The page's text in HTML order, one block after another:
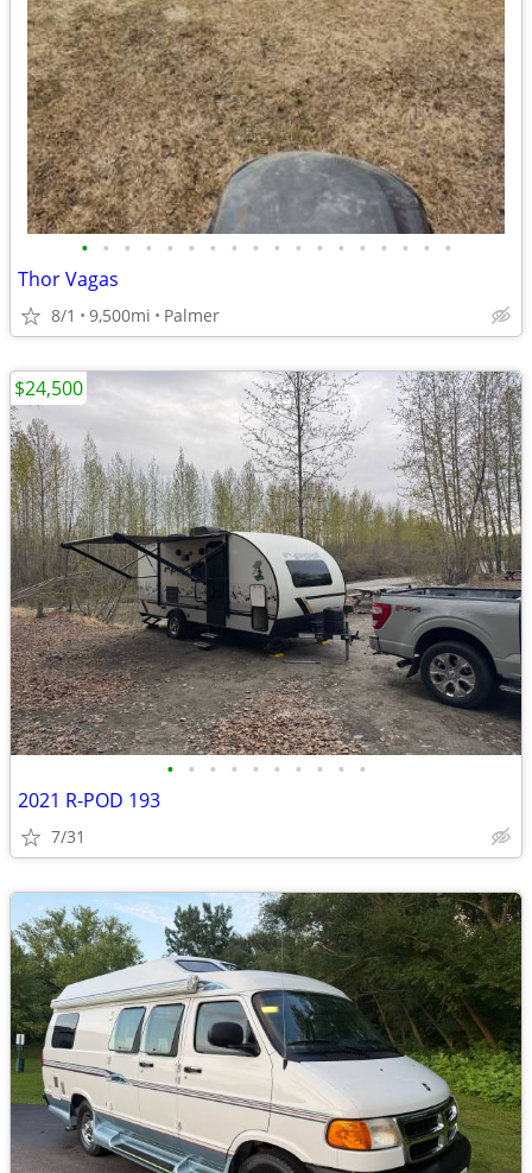
• • • • • • • • • • • • • • • • • •
Thor Vagas
8/1 9,500mi Palmer
• • • • • • • • • •
2021 R-POD 193
7/31
$24,500